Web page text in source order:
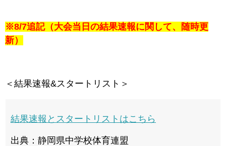
※8/7追記（大会当日の結果速報に関して、随時更
新）
＜結果速報&スタートリスト＞
結果速報とスタートリストはこちら
出典：静岡県中学校体育連盟